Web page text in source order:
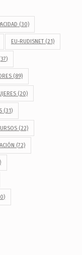
(30)
EU-RUDISNET(21)
(89)
(20)
(31)
(22)
(72)